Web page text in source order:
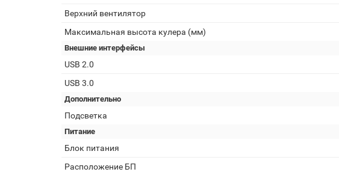
Верхний вентилятор
Максимальная высота кулера (мм)
Внешние интерфейсы
USB 2.0
USB 3.0
Дополнительно
Подсветка
Питание
Блок питания
Расположение БП